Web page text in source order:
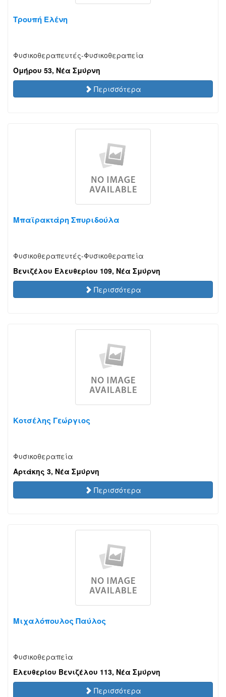
Τρουπή Ελένη
Φυσικοθεραπευτές-Φυσικοθεραπεία
Ομήρου 53, Νέα Σμύρνη
Περισσότερα
Μπαϊρακτάρη Σπυριδούλα
Φυσικοθεραπευτές-Φυσικοθεραπεία
Βενιζέλου Ελευθερίου 109, Νέα Σμύρνη
Περισσότερα
Κοτσέλης Γεώργιος
Φυσικοθεραπεία
Αρτάκης 3, Νέα Σμύρνη
Περισσότερα
Μιχαλόπουλος Παύλος
Φυσικοθεραπεία
Ελευθερίου Βενιζέλου 113, Νέα Σμύρνη
Περισσότερα